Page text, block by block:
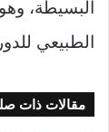
البسيطة،
الطبيعي
مقالات ذات